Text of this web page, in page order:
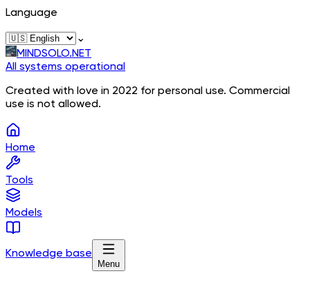
Language
⌄
MINDSOLO.NET
All systems operational
Created with love in 2022 for personal use. Commercial
use is not allowed.
Home
Tools
Models
Knowledge base
Menu